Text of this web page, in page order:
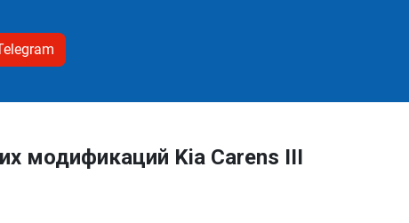
модификаций Kia Carens III